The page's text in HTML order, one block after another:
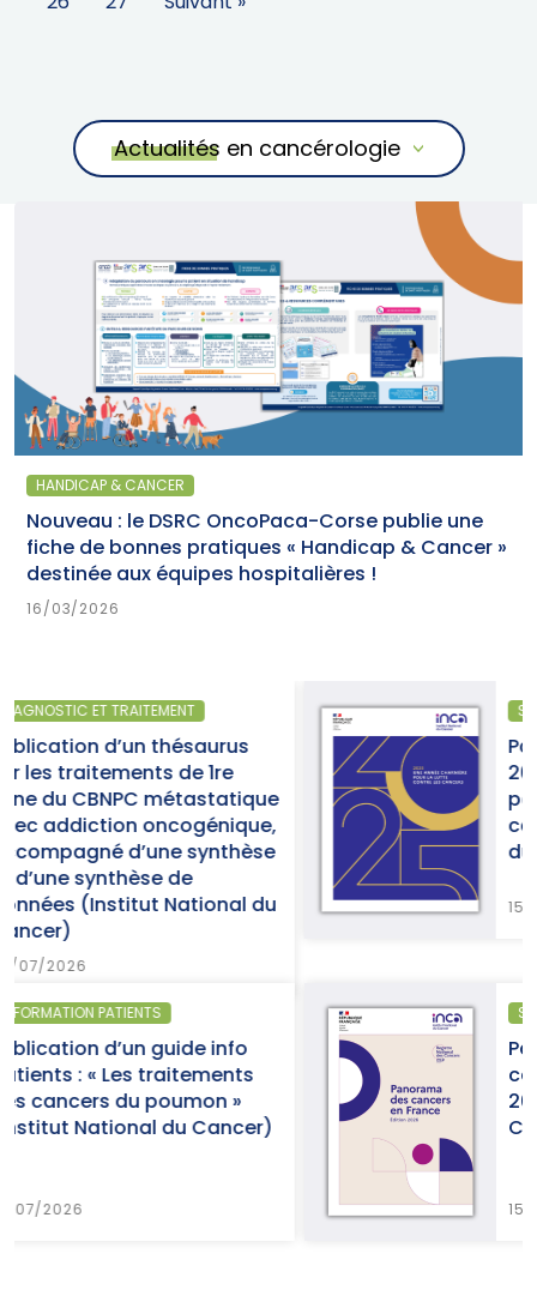
Actualités en cancérologie
HANDICAP & CANCER
Nouveau : le DSRC OncoPaca-Corse publie une
fiche de bonnes pratiques « Handicap & Cancer »
destinée aux équipes hospitalières !
16/03/2026
SANTÉ PUBLIQUE
Parution du rapport
2025 « Une année charnière
pour la lutte contre les
cancers » (Institut National
du Cancer)
15/07/2026
SANTÉ PUBLIQUE - ÉPIDÉMIOLOGIE
Parution du panorama des
cancers en France, édition
2026 (Institut National du
Cancer)
15/07/2026